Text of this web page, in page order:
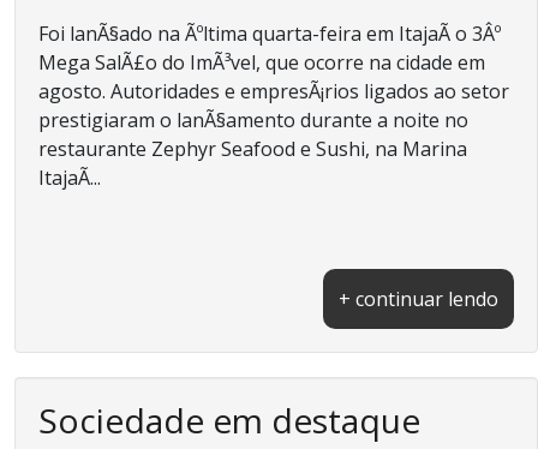
Foi lanÃ§ado na Ãºltima quarta-feira em ItajaÃ­ o 3Âº
Mega SalÃ£o do ImÃ³vel, que ocorre na cidade em
agosto. Autoridades e empresÃ¡rios ligados ao setor
prestigiaram o lanÃ§amento durante a noite no
restaurante Zephyr Seafood e Sushi, na Marina
ItajaÃ­...
+ continuar lendo
Sociedade em destaque